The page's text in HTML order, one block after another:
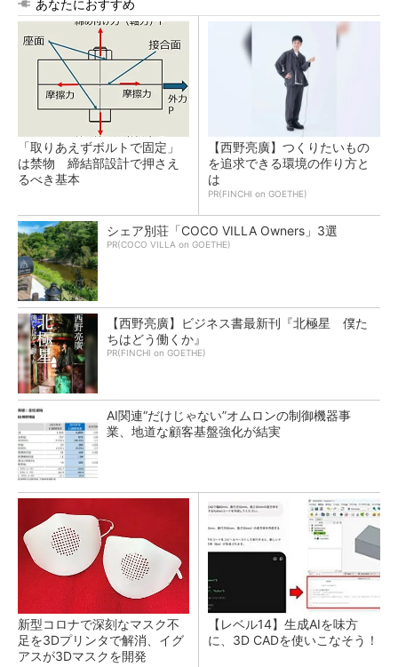
あなたにおすすめ
「取りあえずボルトで固定」
は禁物 締結部設計で押さえ
るべき基本
【西野亮廣】つくりたいもの
を追求できる環境の作り方と
は
PR(FINCHI on GOETHE)
シェア別荘「COCO VILLA Owners」3選
PR(COCO VILLA on GOETHE)
【西野亮廣】ビジネス書最新刊『北極星 僕た
ちはどう働くか』
PR(FINCHI on GOETHE)
AI関連“だけじゃない”オムロンの制御機器事
業、地道な顧客基盤強化が結実
新型コロナで深刻なマスク不
足を3Dプリンタで解消、イグ
アスが3Dマスクを開発
【レベル14】生成AIを味方
に、3D CADを使いこなそう！